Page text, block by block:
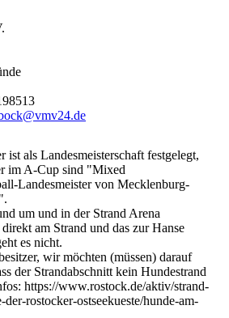
ist als Landesmeisterschaft festgelegt,
im A-Cup sind "Mixed
Landesmeister von Mecklenburg-
um und in der Strand Arena
am Strand und das zur Hanse
es nicht.
wir möchten (müssen) darauf
der Strandabschnitt kein Hundestrand
https://www.rostock.de/aktiv/strand-
der-rostocker-ostseekueste/hunde-am-